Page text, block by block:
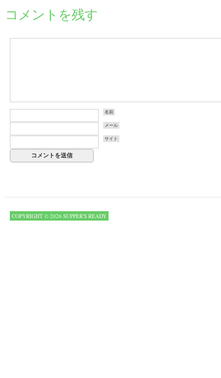
コメントを残す
名前
メール
サイト
COPYRIGHT © 2026 SUPPER'S READY